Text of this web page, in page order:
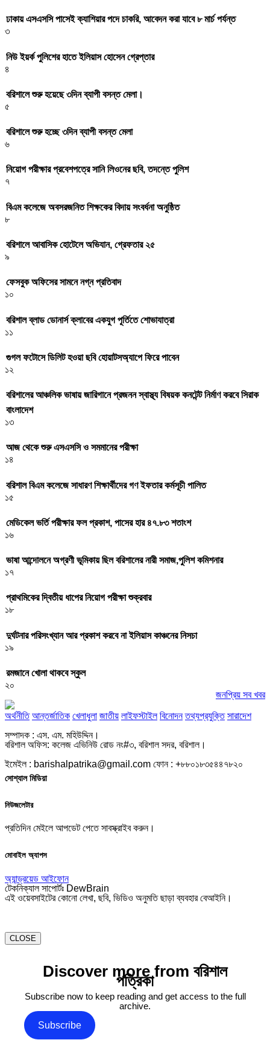
ঢাকায় এসএসসি পাসেই ক্যাশিয়ার পদে চাকরি, আবেদন করা যাবে ৮ মার্চ পর্যন্ত
৩
নিউ ইয়র্ক পুলিশের হাতে ইলিয়াস হোসেন গ্রেপ্তার
৪
বরিশালে শুরু হয়েছে ৩দিন ব্যাপী বসন্ত মেলা।
৫
বরিশালে শুরু হচ্ছে ৩দিন ব্যাপী বসন্ত মেলা
৬
নিয়োগ পরীক্ষার প্রবেশপত্রে সানি লিওনের ছবি, তদন্তে পুলিশ
৭
বিএম কলেজে অবসরজনিত শিক্ষকের বিদায় সংবর্ধনা অনুষ্ঠিত
৮
বরিশালে আবাসিক হোটেলে অভিযান, গ্রেফতার ২৫
৯
ফেসবুক অফিসের সামনে নগ্ন প্রতিবাদ
১০
বরিশাল ব্লাড ডোনার্স ক্লাবের একযুগ পূর্তিতে শোভাযাত্রা
১১
গুগল ফটোসে ডিলিট হওয়া ছবি হোয়াটসঅ্যাপে ফিরে পাবেন
১২
বরিশালের আঞ্চলিক ভাষায় জারিগানে প্রজনন স্বাস্থ্য বিষয়ক কনটেন্ট নির্মাণ করবে সিরাক
বাংলাদেশ
১৩
আজ থেকে শুরু এসএসসি ও সমমানের পরীক্ষা
১৪
বরিশাল বিএম কলেজে সাধারণ শিক্ষার্থীদের গণ ইফতার কর্মসূচী পালিত
১৫
মেডিকেল ভর্তি পরীক্ষার ফল প্রকাশ, পাসের হার ৪৭.৮৩ শতাংশ
১৬
ভাষা আন্দোলনে অগ্রণী ভূমিকায় ছিল বরিশালের নারী সমাজ,পুলিশ কমিশনার
১৭
প্রাথমিকের দ্বিতীয় ধাপের নিয়োগ পরীক্ষা শুক্রবার
১৮
দুর্ঘটনার পরিসংখ্যান আর প্রকাশ করবে না ইলিয়াস কাঞ্চনের নিসচা
১৯
রমজানে খোলা থাকবে স্কুল
২০
জনপ্রিয় সব খবর
অর্থনীতি আন্তর্জাতিক খেলাধুলা জাতীয় লাইফস্টাইল বিনোদন তথ্যপ্রযুক্তি সারাদেশ
সম্পাদক : এস. এম. মহিউদ্দিন।
বরিশাল অফিস: কলেজ এভিনিউ রোড নং#৩, বরিশাল সদর, বরিশাল।
ইমেইল : barishalpatrika@gmail.com ফোন : +৮৮০১৮৩৫৪৪৭৮২০
সোশ্যাল মিডিয়া
নিউজলেটার
প্রতিদিন মেইলে আপডেট পেতে সাবস্ক্রাইব করুন।
মোবাইল অ্যাপস
অ্যান্ড্রয়েড আইফোন
টেকনিক্যাল সাপোর্টঃ DewBrain
এই ওয়েবসাইটের কোনো লেখা, ছবি, ভিডিও অনুমতি ছাড়া ব্যবহার বেআইনি।
CLOSE
Discover more from বরিশাল
পত্রিকা
Subscribe now to keep reading and get access to the full
archive.
Subscribe